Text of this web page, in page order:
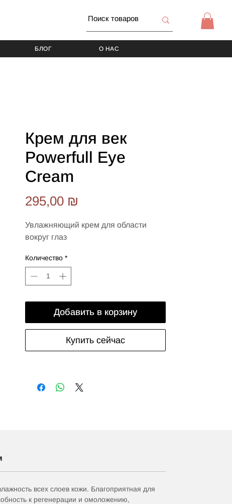
БЛОГ О НАС
Крем для век
Powerfull Eye
Cream
295,00 ₪
Увлажняющий крем для области
вокруг глаз
Количество *
Добавить в корзину
Купить сейчас
всех слоев кожи. Благоприятная для
к регенерации и омоложению,